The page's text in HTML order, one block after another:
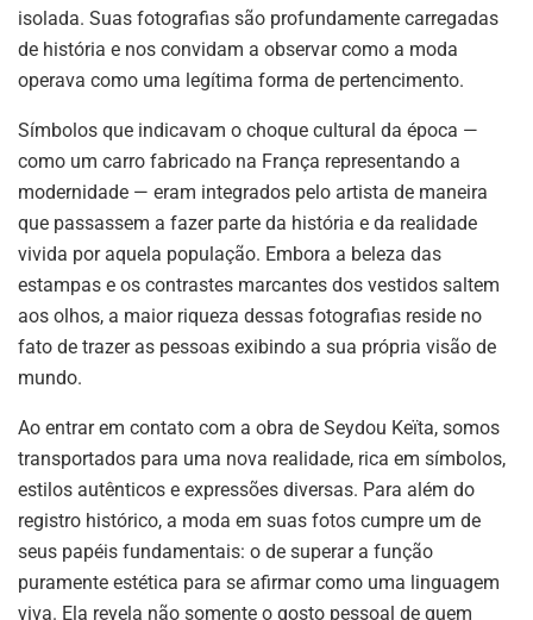
isolada. Suas fotografias são profundamente carregadas
de história e nos convidam a observar como a moda
operava como uma legítima forma de pertencimento.
Símbolos que indicavam o choque cultural da época —
como um carro fabricado na França representando a
modernidade — eram integrados pelo artista de maneira
que passassem a fazer parte da história e da realidade
vivida por aquela população. Embora a beleza das
estampas e os contrastes marcantes dos vestidos saltem
aos olhos, a maior riqueza dessas fotografias reside no
fato de trazer as pessoas exibindo a sua própria visão de
mundo.
Ao entrar em contato com a obra de Seydou Keïta, somos
transportados para uma nova realidade, rica em símbolos,
estilos autênticos e expressões diversas. Para além do
registro histórico, a moda em suas fotos cumpre um de
seus papéis fundamentais: o de superar a função
puramente estética para se afirmar como uma linguagem
viva. Ela revela não somente o gosto pessoal de quem